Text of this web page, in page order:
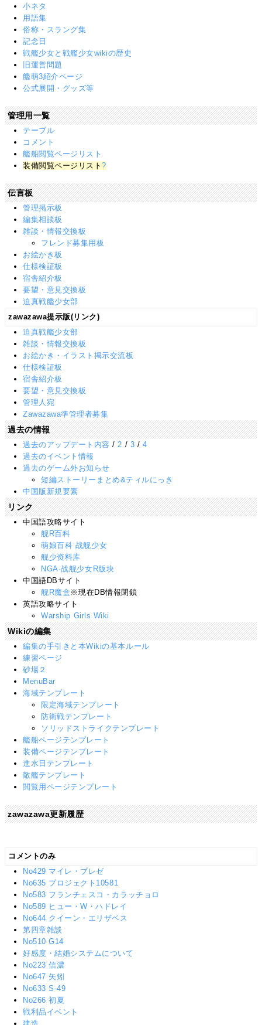
小ネタ
用語集
俗称・スラング集
記念日
戦艦少女と戦艦少女wikiの歴史
旧運営問題
艦萌3紹介ページ
公式展開・グッズ等
管理用一覧
テーブル
コメント
艦船閲覧ページリスト
装備閲覧ページリスト?
伝言板
管理掲示板
編集相談板
雑談・情報交換板
フレンド募集用板
お絵かき板
仕様検証板
宿舎紹介板
要望・意見交換板
迫真戦艦少女部
zawazawa提示版(リンク)
迫真戦艦少女部
雑談・情報交換板
お絵かき・イラスト掲示交流板
仕様検証板
宿舎紹介板
要望・意見交換板
管理人宛
Zawazawa準管理者募集
過去の情報
過去のアップデート内容 /2 / 3 / 4
過去のイベント情報
過去のゲーム外お知らせ
短編ストーリーまとめ&ティルにっき
中国版新規要素
リンク
中国語攻略サイト
舰R百科
萌娘百科 战舰少女
舰少资料库
NGA·战舰少女R版块
中国語DBサイト
舰R魔盒 ※現在DB情報閉鎖
英語攻略サイト
Warship Girls Wiki
Wikiの編集
編集の手引きと本Wikiの基本ルール
練習ページ
砂場２
MenuBar
海域テンプレート
限定海域テンプレート
防衛戦テンプレート
ソリッドストライクテンプレート
艦船ページテンプレート
装備ページテンプレート
進水日テンプレート
敵艦テンプレート
閲覧用ページテンプレート
zawazawa更新履歴
コメントのみ
No429 マイレ・ブレゼ
No635 プロジェクト10581
No583 フランチェスコ・カラッチョロ
No589 ヒュー・W・ハドレイ
No644 クイーン・エリザベス
第四章雑談
No510 G14
好感度・結婚システムについて
No223 信濃
No647 矢矧
No633 S-49
No266 初夏
戦利品イベント